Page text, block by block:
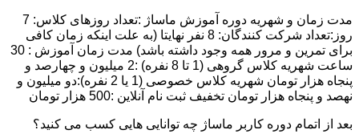
مدت زمان و شهریه دوره آموزش ماساژ :تعداد روزهای کلاس: 7
روز:تعداد شرکت کنندگان: 8 نفر نهایتا (به علت اینکه زمان کافی
برای تمرین و مرور همه وجود داشته باشد) مدت زمان آموزش : 30
ساعت شهریه کلاس گروهی (1 تا 8 نفره) :2 میلیون و چهارصد و
پنجاه هزار تومان شهریه کلاس خصوصی (1 یا 2 نفره):دو میلیون و
نهصد و پنجاه هزار تومان تخفیف ثبت نام آنلاین :500 هزار تومان
بعد از اتمام دوره کاربر ماساژ چه توانایی هایی کسب می کنید؟